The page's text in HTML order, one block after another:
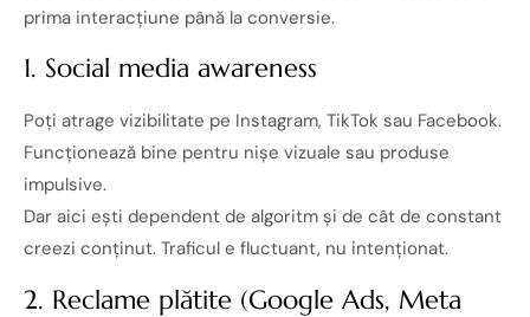
prima interacțiune până la conversie.
1. Social media awareness
Poți atrage vizibilitate pe Instagram, TikTok sau Facebook.
Funcționează bine pentru nișe vizuale sau produse
impulsive.
Dar aici ești dependent de algoritm și de cât de constant
creezi conținut. Traficul e fluctuant, nu intenționat.
2. Reclame plătite (Google Ads, Meta